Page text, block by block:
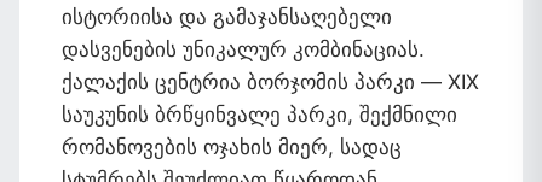
ისტორიისა და გამაჯანსაღებელი
დასვენების უნიკალურ კომბინაციას.
ქალაქის ცენტრია ბორჯომის პარკი — XIX
საუკუნის ბრწყინვალე პარკი, შექმნილი
რომანოვების ოჯახის მიერ, სადაც